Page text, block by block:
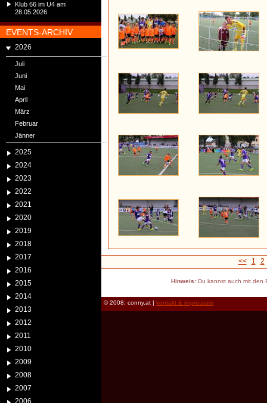
Klub 66 im U4 am
28.05.2026
EVENTS-ARCHIV
2026
Juli
Juni
Mai
April
März
Februar
Jänner
2025
2024
2023
2022
2021
2020
2019
2018
2017
2016
2015
2014
2013
2012
2011
2010
2009
2008
2007
2006
<< 1 2
Hinweis:Du kannst auch mit den
© 2008: conny.at | kontakt & impressum